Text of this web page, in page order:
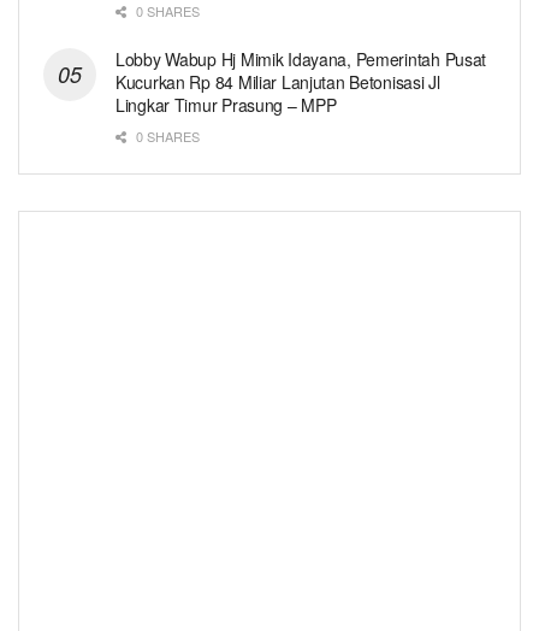
0 SHARES
Lobby Wabup Hj Mimik Idayana, Pemerintah Pusat
Kucurkan Rp 84 Miliar Lanjutan Betonisasi Jl
Lingkar Timur Prasung – MPP
0 SHARES